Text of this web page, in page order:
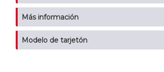
Más información
Modelo de tarjetón